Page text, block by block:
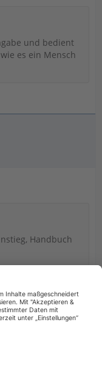
und bedient
es ein Mensch
Handbuch
Alles andere
fragen. Aber
im